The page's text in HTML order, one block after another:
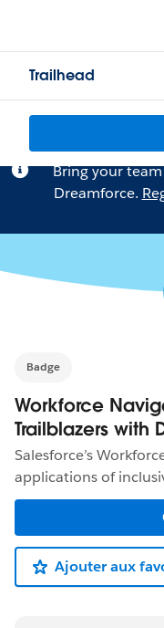
Trailhead
Bring your
Dreamforce.
Badge
Workforce
Trailblazers with
Salesforce’s
applications of
Ajouter aux